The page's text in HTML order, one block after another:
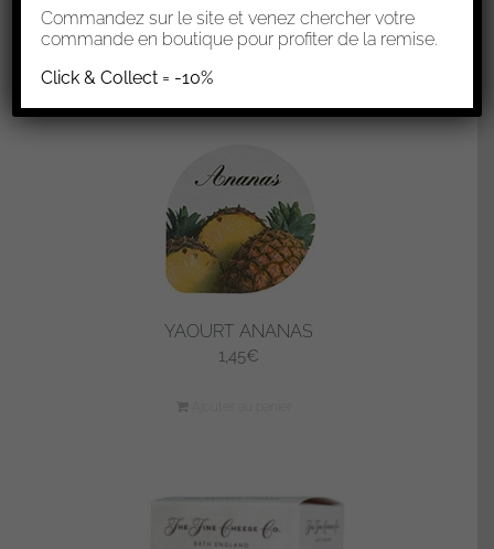
1,45
YAOURT ANANAS
1,45€
Commandez sur le site et venez chercher votre
commande en boutique pour profiter de la remise.
Click & Collect = -10%